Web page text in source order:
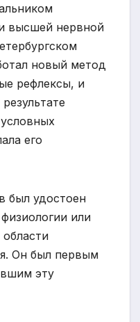
высшей нервной
новый метод
рефлексы, и
его
был удостоен
или
Он был первым
эту